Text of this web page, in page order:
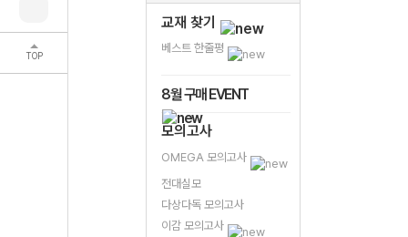
TOP
교재 찾기
베스트 한줄평
8월 구매 EVENT
모의고사
OMEGA 모의고사
전대실모
다상다독 모의고사
이감 모의고사